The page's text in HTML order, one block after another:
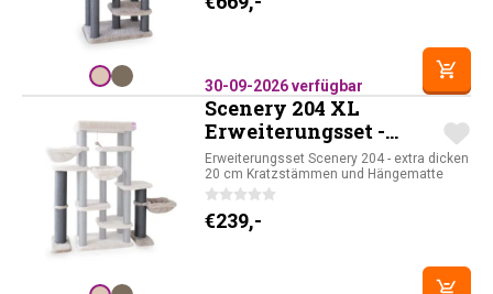
30-09-2026 verfügbar
Scenery 204 XL
Erweiterungsset -
Latte
Erweiterungsset Scenery 204 - extra dicken
20 cm Kratzstämmen und Hängematte
€239,-